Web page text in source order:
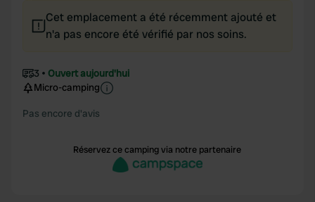
Cet emplacement a été récemment ajouté et
n'a pas encore été vérifié par nos soins.
3
Ouvert aujourd'hui
Micro-camping
Pas encore d'avis
Réservez ce camping via notre partenaire